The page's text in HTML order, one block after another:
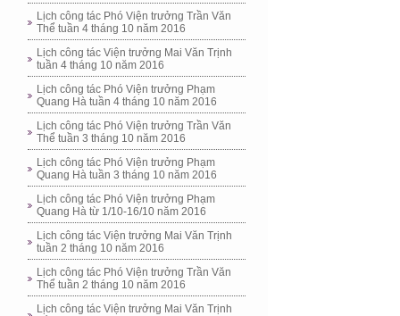
Lịch công tác Phó Viện trưởng Trần Văn
Thể tuần 4 tháng 10 năm 2016
Lịch công tác Viện trưởng Mai Văn Trịnh
tuần 4 tháng 10 năm 2016
Lịch công tác Phó Viện trưởng Phạm
Quang Hà tuần 4 tháng 10 năm 2016
Lịch công tác Phó Viện trưởng Trần Văn
Thể tuần 3 tháng 10 năm 2016
Lịch công tác Phó Viện trưởng Phạm
Quang Hà tuần 3 tháng 10 năm 2016
Lịch công tác Phó Viện trưởng Phạm
Quang Hà từ 1/10-16/10 năm 2016
Lịch công tác Viện trưởng Mai Văn Trịnh
tuần 2 tháng 10 năm 2016
Lịch công tác Phó Viện trưởng Trần Văn
Thể tuần 2 tháng 10 năm 2016
Lịch công tác Viện trưởng Mai Văn Trịnh